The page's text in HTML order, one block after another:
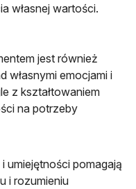
własnej wartości.
jest również
własnymi emocjami i
z kształtowaniem
na potrzeby
umiejętności pomagają
i rozumieniu